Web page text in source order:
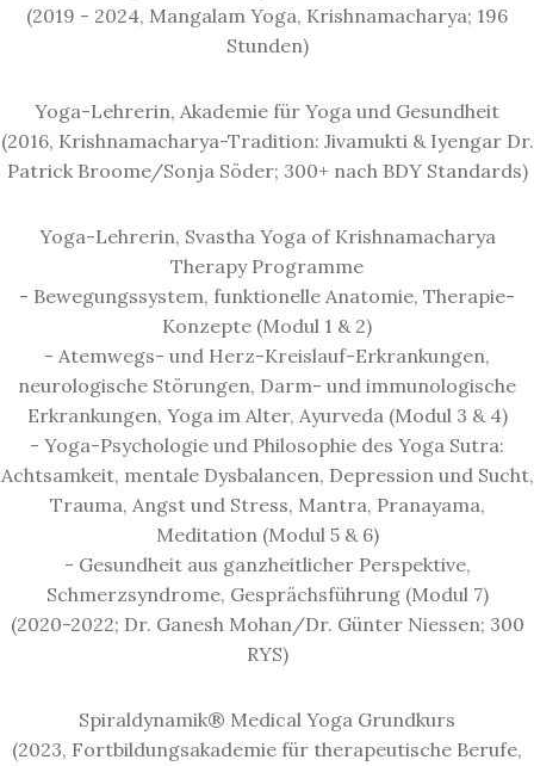
(2019 - 2024, Mangalam Yoga, Krishnamacharya; 196
Stunden)
Yoga-Lehrerin, Akademie für Yoga und Gesundheit
(2016, Krishnamacharya-Tradition: Jivamukti & Iyengar Dr.
Patrick Broome/Sonja Söder; 300+ nach BDY Standards)
Yoga-Lehrerin, Svastha Yoga of Krishnamacharya
Therapy Programme
- Bewegungssystem, funktionelle Anatomie, Therapie-
Konzepte (Modul 1 & 2)
- Atemwegs- und Herz-Kreislauf-Erkrankungen,
neurologische Störungen, Darm- und immunologische
Erkrankungen, Yoga im Alter, Ayurveda (Modul 3 & 4)
- Yoga-Psychologie und Philosophie des Yoga Sutra:
Achtsamkeit, mentale Dysbalancen, Depression und Sucht,
Trauma, Angst und Stress, Mantra, Pranayama,
Meditation (Modul 5 & 6)
- Gesundheit aus ganzheitlicher Perspektive,
Schmerzsyndrome, Gesprächsführung (Modul 7)
(2020-2022; Dr. Ganesh Mohan/Dr. Günter Niessen; 300
RYS)
Spiraldynamik® Medical Yoga Grundkurs
(2023, Fortbildungsakademie für therapeutische Berufe,